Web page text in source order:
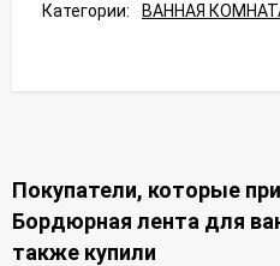
Категории: ВАННАЯ
Покупатели, которые
Бордюрная лента для
также купили